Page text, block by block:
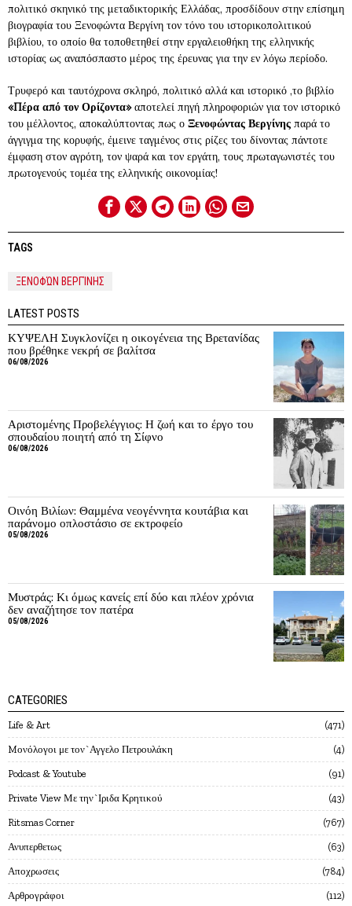
πολιτικό σκηνικό της μεταδικτορικής Ελλάδας, προσδίδουν στην επίσημη
βιογραφία του Ξενοφώντα Βεργίνη τον τόνο του ιστορικοπολιτικού
βιβλίου, το οποίο θα τοποθετηθεί στην εργαλειοθήκη της ελληνικής
ιστορίας ως αναπόσπαστο μέρος της έρευνας για την εν λόγω περίοδο.
Τρυφερό και ταυτόχρονα σκληρό, πολιτικό αλλά και ιστορικό ,το βιβλίο
«Πέρα από τον Ορίζοντα»αποτελεί πηγή πληροφοριών για τον ιστορικό
του μέλλοντος, αποκαλύπτοντας πως ο Ξενοφώντας Βεργίνης παρά το
άγγιγμα της κορυφής, έμεινε ταγμένος στις ρίζες του δίνοντας πάντοτε
έμφαση στον αγρότη, τον ψαρά και τον εργάτη, τους πρωταγωνιστές του
πρωτογενούς τομέα της ελληνικής οικονομίας!
TAGS
ΞΕΝΟΦΏΝ ΒΕΡΓΊΝΗΣ
LATEST POSTS
ΚΥΨΕΛΗ Συγκλονίζει η οικογένεια της Βρετανίδας
που βρέθηκε νεκρή σε βαλίτσα
06/08/2026
Αριστομένης Προβελέγγιος: Η ζωή και το έργο του
σπουδαίου ποιητή από τη Σίφνο
06/08/2026
Οινόη Βιλίων: Θαμμένα νεογέννητα κουτάβια και
παράνομο οπλοστάσιο σε εκτροφείο
05/08/2026
Μυστράς: Κι όμως κανείς επί δύο και πλέον χρόνια
δεν αναζήτησε τον πατέρα
05/08/2026
CATEGORIES
Life & Art 471
Mονόλογοι με τον`Αγγελο Πετρουλάκη 4
Podcast & Youtube 91
Private View Με την`Ιριδα Κρητικού 43
Ritsmas Corner 767
Ανυπερθετως 63
Αποχρωσεις 784
Αρθρογράφοι 112